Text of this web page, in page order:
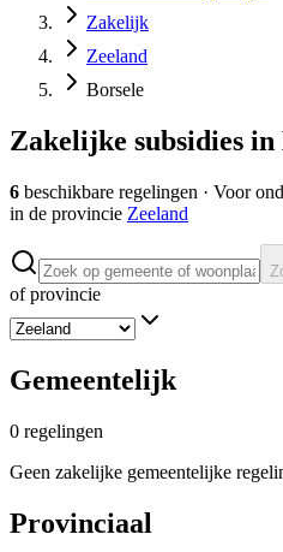
Zakelijk
Zeeland
Borsele
Zakelijke subsidies in
6 beschikbare regelingen · Voor
in de provincie Zeeland
of provincie
Gemeentelijk
0 regelingen
Geen zakelijke gemeentelijke
Provinciaal